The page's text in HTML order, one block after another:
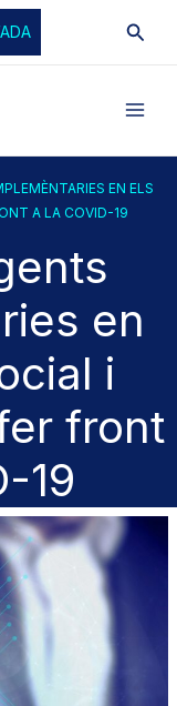
EN ELS
A LA COVID-19
en
i
front
19